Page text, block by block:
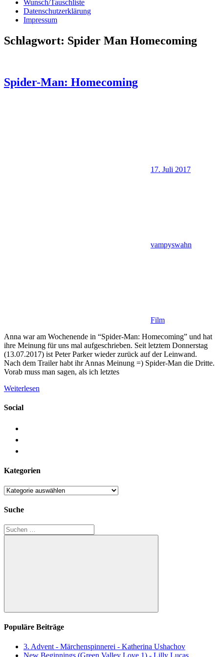
Wunsch/Tauschliste
Datenschutzerklärung
Impressum
Schlagwort: Spider Man Homecoming
Spider-Man: Homecoming
17. Juli 2017
vampyswahn
Film
Anna war am Wochenende in “Spider-Man: Homecoming” und hat
ihre Meinung für uns mal aufgeschrieben. Seit letztem Donnerstag
(13.07.2017) ist Peter Parker wieder zurück auf der Leinwand.
Nach dem Trailer habt ihr Annas Meinung =) Spider-Man die Dritte.
Vorab muss man sagen, als ich letztes
Weiterlesen
Social
Kategorien
Kategorien
Suche
Suchen
nach:
Suchen
Populäre Beiträge
3. Advent - Märchenspinnerei - Katherina Ushachov
New Beginnings (Green Valley Love 1) - Lilly Lucas